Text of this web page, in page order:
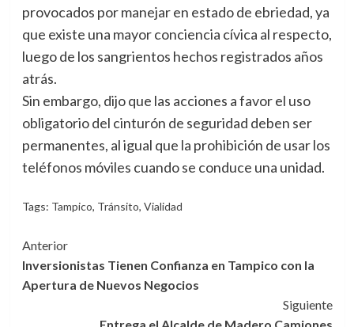
provocados por manejar en estado de ebriedad, ya
que existe una mayor conciencia cívica al respecto,
luego de los sangrientos hechos registrados años
atrás.
Sin embargo, dijo que las acciones a favor el uso
obligatorio del cinturón de seguridad deben ser
permanentes, al igual que la prohibición de usar los
teléfonos móviles cuando se conduce una unidad.
Tags: Tampico, Tránsito, Vialidad
Navegación
de
entradas
Anterior
Inversionistas Tienen Confianza en Tampico con la
Apertura de Nuevos Negocios
Siguiente